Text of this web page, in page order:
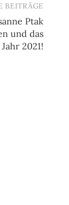
BEITRÄGE
Ptak
und das
2021!